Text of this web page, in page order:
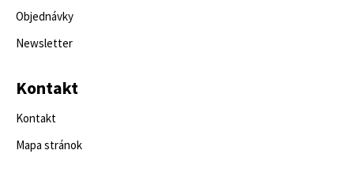
Objednávky
Newsletter
Kontakt
Kontakt
Mapa stránok